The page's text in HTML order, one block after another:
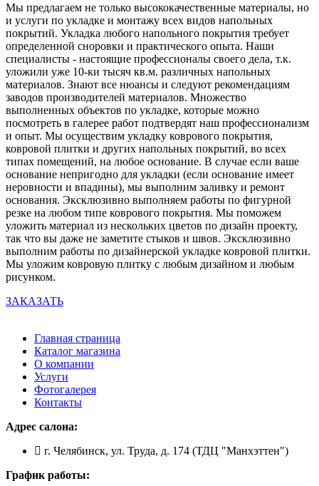
Мы предлагаем не только высококачественные материалы, но
и услуги по укладке и монтажу всех видов напольных
покрытий. Укладка любого напольного покрытия требует
определенной сноровки и практического опыта. Наши
специалисты - настоящие профессионалы своего дела, т.к.
уложили уже 10-ки тысяч кв.м. различных напольных
материалов. Знают все нюансы и следуют рекомендациям
заводов производителей материалов. Множество
выполненных объектов по укладке, которые можно
посмотреть в галерее работ подтвердят наш профессионализм
и опыт. Мы осуществим укладку коврового покрытия,
ковровой плитки и других напольных покрытий, во всех
типах помещений, на любое основание. В случае если ваше
основание непригодно для укладки (если основание имеет
неровности и впадины), мы выполним заливку и ремонт
основания. Эксклюзивно выполняем работы по фигурной
резке на любом типе коврового покрытия. Мы поможем
уложить материал из нескольких цветов по дизайн проекту,
так что вы даже не заметите стыков и швов. Эксклюзивно
выполним работы по дизайнерской укладке ковровой плитки.
Мы уложим ковровую плитку с любым дизайном и любым
рисунком.
ЗАКАЗАТЬ
Главная страница
Каталог магазина
О компании
Услуги
Фотогалерея
Контакты
Адрес салона:
г. Челябинск, ул. Труда, д. 174 (ТДЦ "Манхэттен")
График работы: